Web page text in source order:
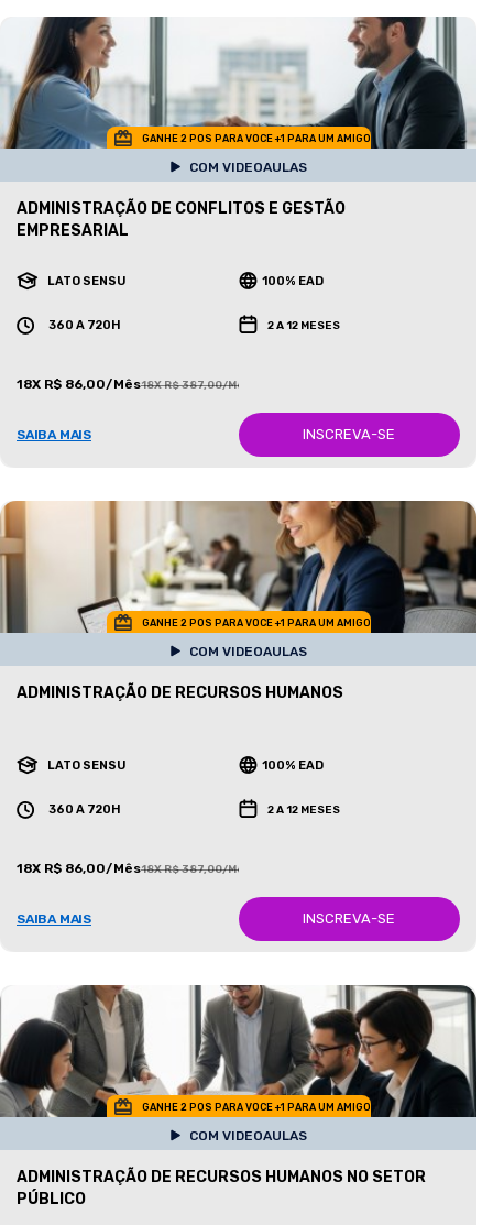
GANHE 2 POS PARA VOCE +1 PARA UM AMIGO
COM VIDEOAULAS
ADMINISTRAÇÃO DE CONFLITOS E GESTÃO
EMPRESARIAL
LATO SENSU 100% EAD
360 A 720H 2 A 12 MESES
18X R$ 86,00/Mês18X R$ 387,00/Mês
SAIBA MAIS INSCREVA-SE
GANHE 2 POS PARA VOCE +1 PARA UM AMIGO
COM VIDEOAULAS
ADMINISTRAÇÃO DE RECURSOS HUMANOS
LATO SENSU 100% EAD
360 A 720H 2 A 12 MESES
18X R$ 86,00/Mês18X R$ 387,00/Mês
SAIBA MAIS INSCREVA-SE
GANHE 2 POS PARA VOCE +1 PARA UM AMIGO
COM VIDEOAULAS
ADMINISTRAÇÃO DE RECURSOS HUMANOS NO SETOR
PÚBLICO